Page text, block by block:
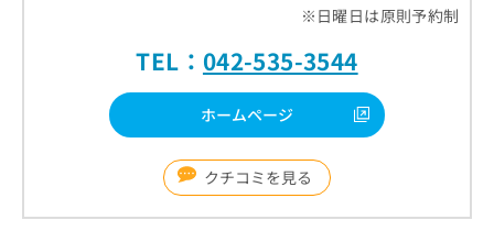
※日曜日は原則予約制
TEL： 042-535-3544
ホームページ
クチコミを見る